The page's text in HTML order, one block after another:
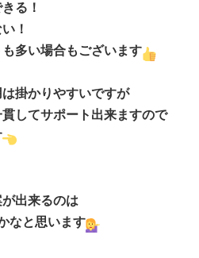
る！
！
多い場合もございます
掛かりやすいですが
してサポート出来ますので
出来るのは
なと思います